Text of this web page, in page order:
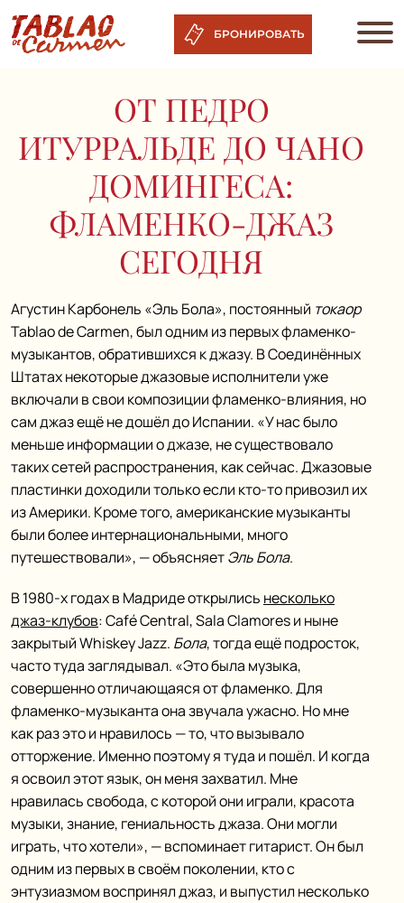
БРОНИРОВАТЬ
ОТ ПЕДРО
ИТУРРАЛЬДЕ ДО ЧАНО
ДОМИНГЕСА:
ФЛАМЕНКО-ДЖАЗ
СЕГОДНЯ
Агустин Карбонель «Эль Бола», постоянный токаор
Tablao de Carmen, был одним из первых фламенко-
музыкантов, обратившихся к джазу. В Соединённых
Штатах некоторые джазовые исполнители уже
включали в свои композиции фламенко-влияния, но
сам джаз ещё не дошёл до Испании. «У нас было
меньше информации о джазе, не существовало
таких сетей распространения, как сейчас. Джазовые
пластинки доходили только если кто-то привозил их
из Америки. Кроме того, американские музыканты
были более интернациональными, много
путешествовали», — объясняетЭль Бола.
В 1980-х годах в Мадриде открылись несколько
джаз-клубов: Café Central, Sala Clamores и ныне
закрытый Whiskey Jazz. Бола, тогда ещё подросток,
часто туда заглядывал. «Это была музыка,
совершенно отличающаяся от фламенко. Для
фламенко-музыканта она звучала ужасно. Но мне
как раз это и нравилось — то, что вызывало
отторжение. Именно поэтому я туда и пошёл. И когда
я освоил этот язык, он меня захватил. Мне
нравилась свобода, с которой они играли, красота
музыки, знание, гениальность джаза. Они могли
играть, что хотели», — вспоминает гитарист. Он был
одним из первых в своём поколении, кто с
энтузиазмом воспринял джаз, и выпустил несколько